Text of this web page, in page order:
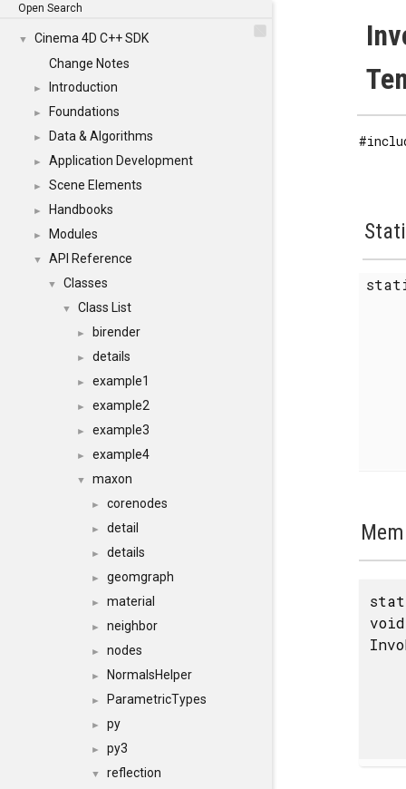
Open Search
▼
Cinema 4D C++ SDK
Change Notes
► Introduction
► Foundations
► Data & Algorithms
► Application Development
► Scene Elements
► Handbooks
► Modules
▼ API Reference
▼ Classes
▼ Class List
► birender
► details
► example1
► example2
► example3
► example4
▼ maxon
► corenodes
► detail
► details
► geomgraph
► material
► neighbor
► nodes
► NormalsHelper
► ParametricTypes
► py
► py3
▼ reflection
void